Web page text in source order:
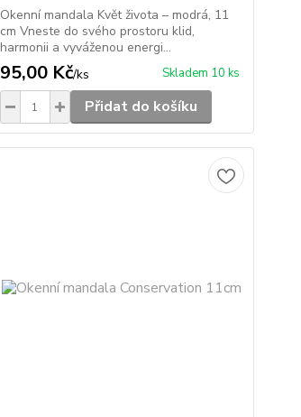
Okenní mandala Květ života – modrá, 11
cm Vneste do svého prostoru klid,
harmonii a vyváženou energi...
95,00 Kč/ks Skladem 10 ks
Přidat do košíku